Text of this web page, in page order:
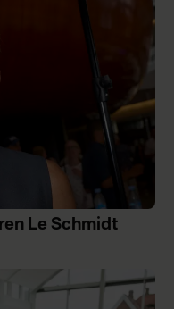
Le Schmidt